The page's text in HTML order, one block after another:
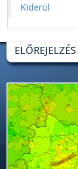
Kiderül
ELŐREJELZÉS